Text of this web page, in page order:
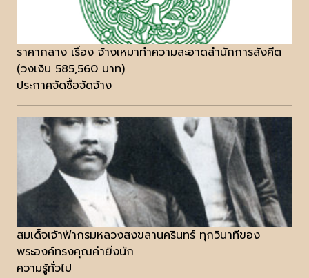
ราคากลาง เรื่อง จ้างเหมาทำความสะอาดสำนักการสังคีต
(วงเงิน 585,560 บาท)
ประกาศจัดซื้อจัดจ้าง
สมเด็จเจ้าฟ้ากรมหลวงสงขลานครินทร์ ทุกวินาทีของ
พระองค์ทรงคุณค่ายิ่งนัก
ความรู้ทั่วไป